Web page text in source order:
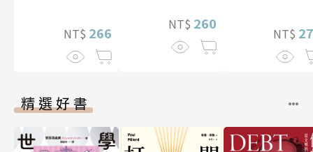
NT$ 266 NT$ 260
NT$
精選好書